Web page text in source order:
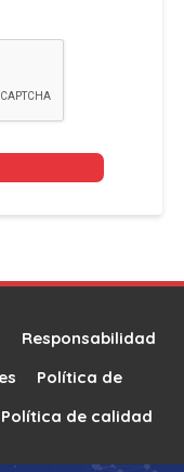
Responsabilidad
Política de
Política de calidad